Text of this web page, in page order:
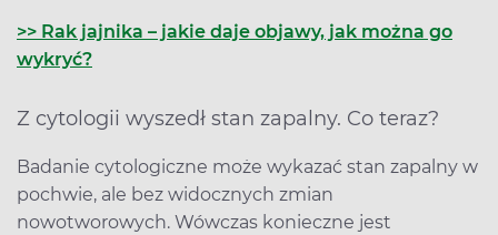
>> Rak jajnika – jakie daje objawy, jak można go
wykryć?
Z cytologii wyszedł stan zapalny. Co teraz?
Badanie cytologiczne może wykazać stan zapalny w
pochwie, ale bez widocznych zmian
nowotworowych. Wówczas konieczne jest